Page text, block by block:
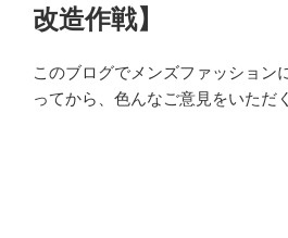
改造作戦】
このブログでメンズファッション
ってから、色んなご意見をいただ